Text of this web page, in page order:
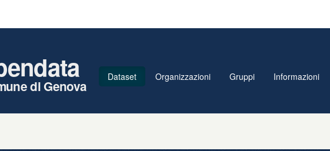
di Genova
Dataset Organizzazioni Gruppi Informazioni